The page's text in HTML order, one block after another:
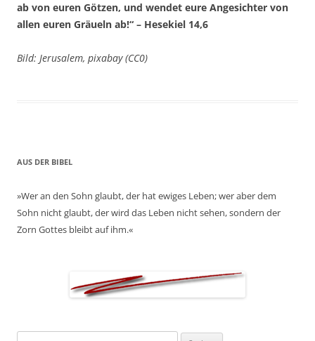
ab von euren Götzen, und wendet eure Angesichter von
allen euren Gräueln ab!“ – Hesekiel 14,6
Bild: Jerusalem, pixabay (CC0)
AUS DER BIBEL
»Wer an den Sohn glaubt, der hat ewiges Leben; wer aber dem
Sohn nicht glaubt, der wird das Leben nicht sehen, sondern der
Zorn Gottes bleibt auf ihm.«